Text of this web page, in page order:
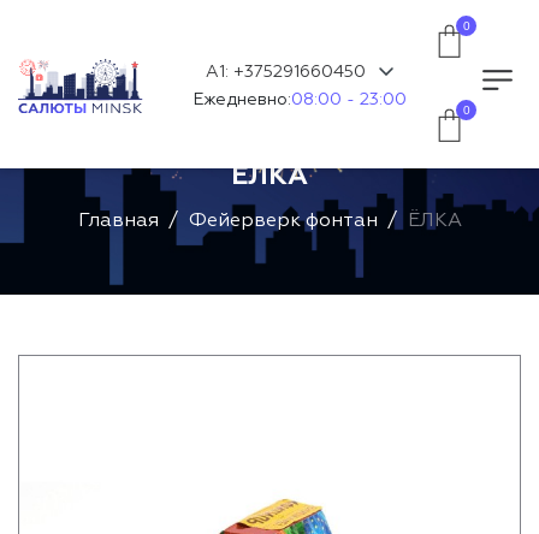
А1: +375291660450
Ежедневно:08:00 - 23:00
0
0
ЁЛКА
Главная Фейерверк фонтан ЁЛКА